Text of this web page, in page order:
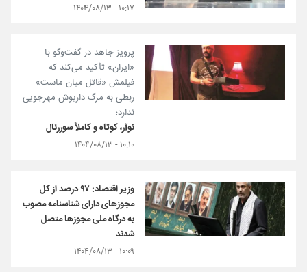
۱۰:۱۷ - ۱۴۰۴/۰۸/۱۳
پرویز جاهد در گفت‌وگو با
«ایران» تأکید می‌کند که
فیلمش «قاتل میان ماست»
ربطی به مرگ داریوش مهرجویی
ندارد؛
نوآر، کوتاه و کاملاً سوررئال
۱۰:۱۰ - ۱۴۰۴/۰۸/۱۳
وزیر اقتصاد: ۹۷ درصد از کل
مجوزهای دارای شناسنامه مصوب
به درگاه ملی مجوزها متصل
شدند
۱۰:۰۹ - ۱۴۰۴/۰۸/۱۳